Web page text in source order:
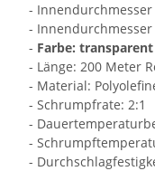
-
-
- Farbe: transparent
- Länge: 200 Meter
- Material:
- Schrumpfrate: 2:1
-
-
-